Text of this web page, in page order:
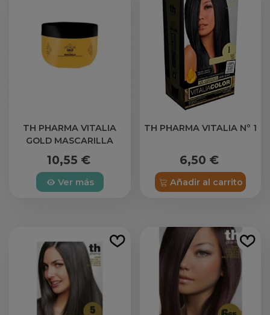
TH PHARMA VITALIA
GOLD MASCARILLA
CAPILAR 300 ML
10,55 €
Ver más
TH PHARMA VITALIA Nº 1
6,50 €
Añadir al carrito